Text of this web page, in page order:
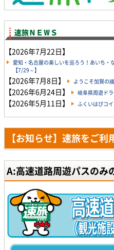
【2026年7月22日】
愛知・名古屋の楽しいを巡ろう！あいち・
【7/29～】
【2026年7月8日】 ようこそ加賀の
【2026年6月24日】 岐阜県周遊ド
【2026年5月11日】 ふくいはぴコ
【お知らせ】速旅をご
A:高速道路周遊パスのみ